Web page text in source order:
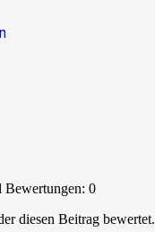
Bewertungen: 0
diesen Beitrag bewertet.